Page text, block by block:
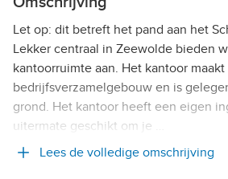
Let op: dit betreft het pand aan het
Lekker centraal in Zeewolde bieden
kantoorruimte aan. Het kantoor
bedrijfsverzamelgebouw en is
grond. Het kantoor heeft een eigen
uitermate geschikt om je …
Lees de volledige omschrijving